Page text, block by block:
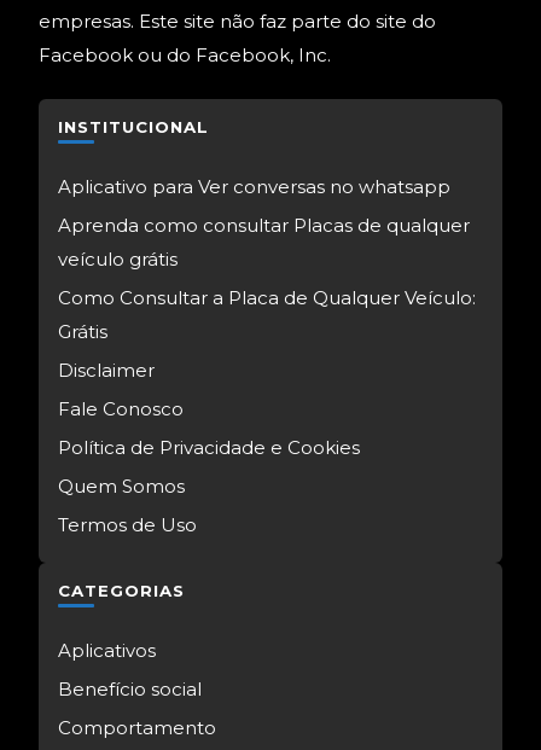
empresas. Este site não faz parte do site do
Facebook ou do Facebook, Inc.
INSTITUCIONAL
Aplicativo para Ver conversas no whatsapp
Aprenda como consultar Placas de qualquer
veículo grátis
Como Consultar a Placa de Qualquer Veículo:
Grátis
Disclaimer
Fale Conosco
Política de Privacidade e Cookies
Quem Somos
Termos de Uso
CATEGORIAS
Aplicativos
Benefício social
Comportamento